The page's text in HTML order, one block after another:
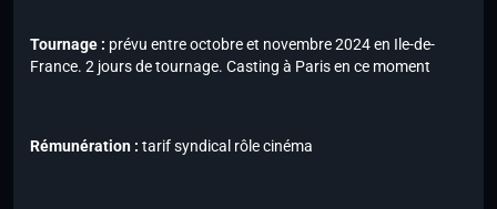
Tournage : prévu entre octobre et novembre 2024 en Ile-de-
France. 2 jours de tournage. Casting à Paris en ce moment
Rémunération : tarif syndical rôle cinéma